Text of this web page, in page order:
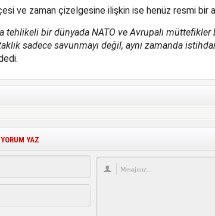
ve zaman çizelgesine ilişkin ise henüz resmi bir
tehlikeli bir dünyada NATO ve Avrupalı
sadece savunmayı değil, aynı zamanda
YAZ